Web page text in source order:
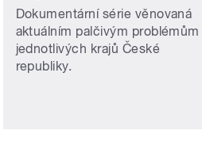
Dokumentární série věnovaná
aktuálním palčivým problémům
jednotlivých krajů České
republiky.